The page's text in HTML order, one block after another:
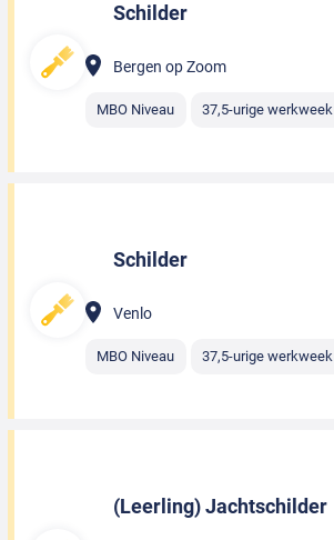
Schilder
Bergen op Zoom
MBO Niveau 37,5-urige werkweek
Schilder
Venlo
MBO Niveau 37,5-urige werkweek
(Leerling) Jachtschilder